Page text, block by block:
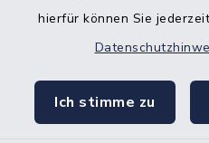
hierfür können Sie
Ich stimme zu
Nebenstelle
Gleichstellungsbüro